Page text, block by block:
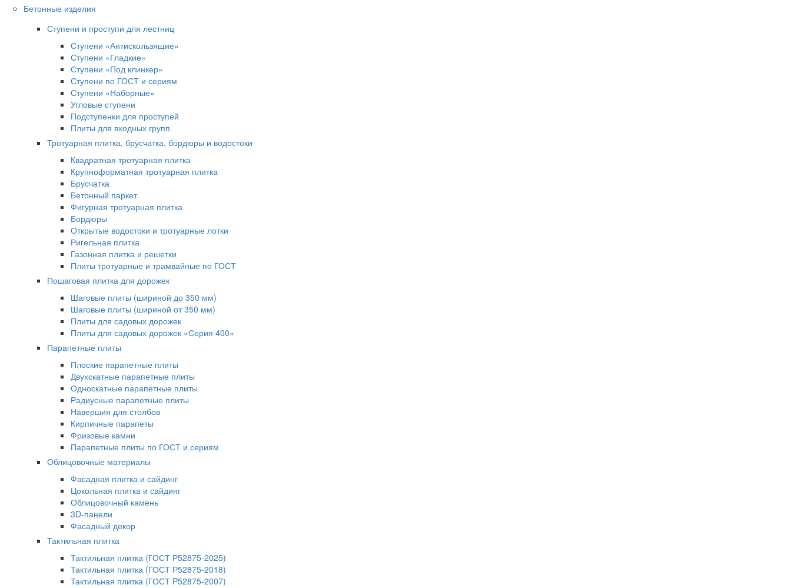
Бетонные изделия
Ступени и проступи для лестниц
Ступени «Антискользящие»
Ступени «Гладкие»
Ступени «Под клинкер»
Ступени по ГОСТ и сериям
Ступени «Наборные»
Угловые ступени
Подступенки для проступей
Плиты для входных групп
Тротуарная плитка, брусчатка, бордюры и водостоки
Квадратная тротуарная плитка
Крупноформатная тротуарная плитка
Брусчатка
Бетонный паркет
Фигурная тротуарная плитка
Бордюры
Открытые водостоки и тротуарные лотки
Ригельная плитка
Газонная плитка и решетки
Плиты тротуарные и трамвайные по ГОСТ
Пошаговая плитка для дорожек
Шаговые плиты (шириной до 350 мм)
Шаговые плиты (шириной от 350 мм)
Плиты для садовых дорожек
Плиты для садовых дорожек «Серия 400»
Парапетные плиты
Плоские парапетные плиты
Двухскатные парапетные плиты
Односкатные парапетные плиты
Радиусные парапетные плиты
Навершия для столбов
Кирпичные парапеты
Фризовые камни
Парапетные плиты по ГОСТ и сериям
Облицовочные материалы
Фасадная плитка и сайдинг
Цокольная плитка и сайдинг
Облицовочный камень
3D-панели
Фасадный декор
Тактильная плитка
Тактильная плитка (ГОСТ Р52875-2025)
Тактильная плитка (ГОСТ Р52875-2018)
Тактильная плитка (ГОСТ P52875-2007)